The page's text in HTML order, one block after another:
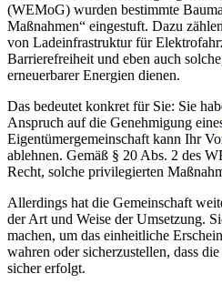
(WEMoG) wurden bestimmte
Maßnahmen“ eingestuft. Dazu
von Ladeinfrastruktur für
Barrierefreiheit und eben auch
erneuerbarer Energien dienen.
Das bedeutet konkret für Sie: Sie
Anspruch auf die Genehmigung
Eigentümergemeinschaft kann Ihr
ablehnen. Gemäß § 20 Abs. 2 des
Recht, solche privilegierten
Allerdings hat die Gemeinschaft
der Art und Weise der Umsetzung.
machen, um das einheitliche
wahren oder sicherzustellen, dass
sicher erfolgt.